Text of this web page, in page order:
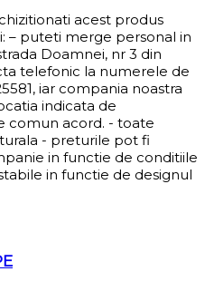
acest produs
– puteti merge personal in
Doamnei, nr 3 din
telefonic la numerele de
iar compania noastra
indicata de
comun acord. - toate
- preturile pot fi
in functie de conditiile
in functie de designul